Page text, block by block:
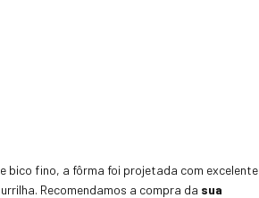
bico fino, a fôrma foi projetada com excelente
Recomendamos a compra da sua